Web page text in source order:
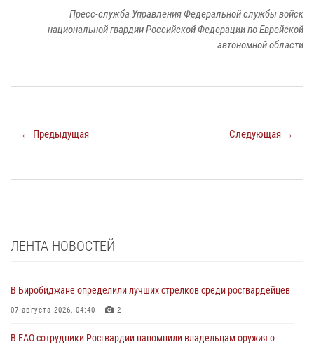
Пресс-служба Управления Федеральной службы войск
национальной гвардии Российской Федерации по Еврейской
автономной области
← Предыдущая Следующая →
ЛЕНТА НОВОСТЕЙ
В Биробиджане определили лучших стрелков среди росгвардейцев
07 августа 2026, 04:40 2
В ЕАО сотрудники Росгвардии напомнили владельцам оружия о